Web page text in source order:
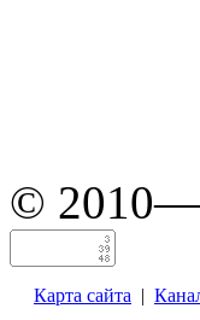
©
Карта сайта |